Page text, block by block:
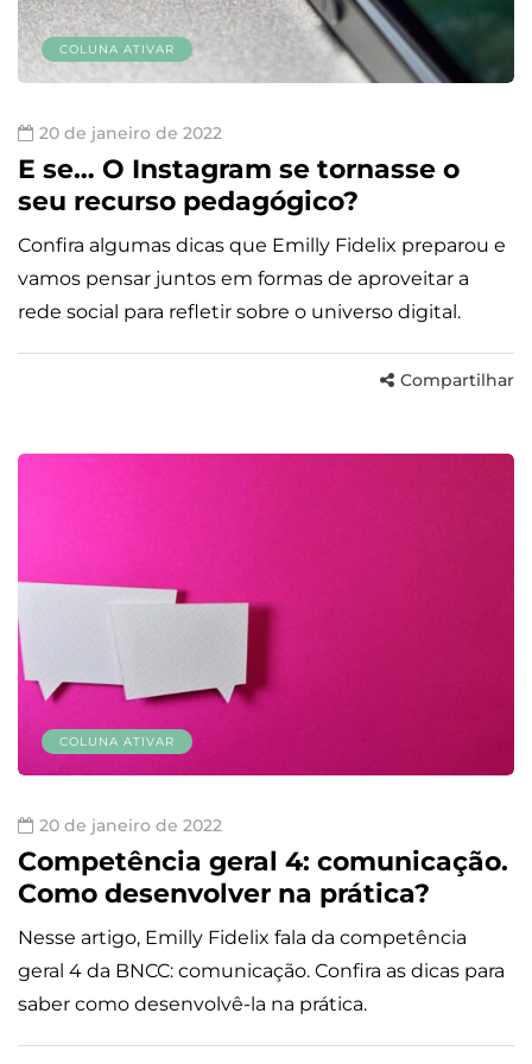
COLUNA ATIVAR
20 de janeiro de 2022
E se… O Instagram se tornasse o
seu recurso pedagógico?
Confira algumas dicas que Emilly Fidelix preparou e
vamos pensar juntos em formas de aproveitar a
rede social para refletir sobre o universo digital.
Compartilhar
COLUNA ATIVAR
20 de janeiro de 2022
Competência geral 4: comunicação.
Como desenvolver na prática?
Nesse artigo, Emilly Fidelix fala da competência
geral 4 da BNCC: comunicação. Confira as dicas para
saber como desenvolvê-la na prática.